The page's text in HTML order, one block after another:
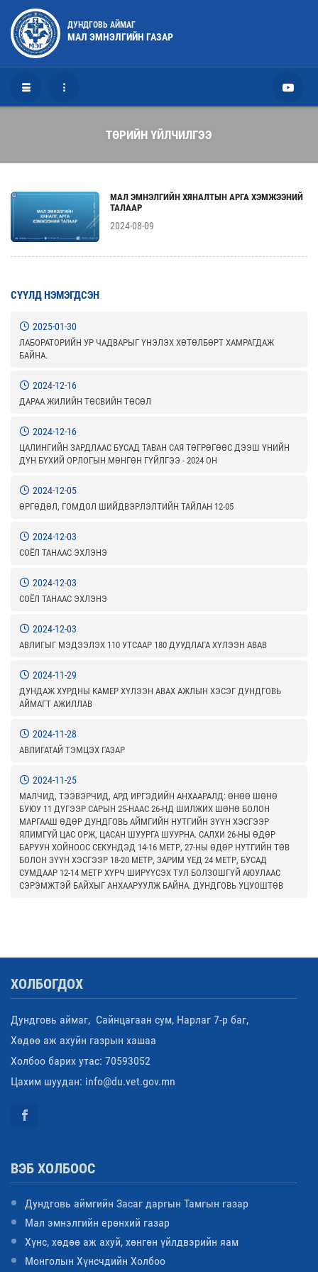
ДУНДГОВЬ АЙМАГ
МАЛ ЭМНЭЛГИЙН ГАЗАР
ТӨРИЙН ҮЙЛЧИЛГЭЭ
МАЛ ЭМНЭЛГИЙН ХЯНАЛТЫН АРГА ХЭМЖЭЭНИЙ
ТАЛААР
2024-08-09
СҮҮЛД НЭМЭГДСЭН
2025-01-30
ЛАБОРАТОРИЙН УР ЧАДВАРЫГ ҮНЭЛЭХ ХӨТӨЛБӨРТ ХАМРАГДАЖ
БАЙНА.
2024-12-16
ДАРАА ЖИЛИЙН ТӨСВИЙН ТӨСӨЛ
2024-12-16
ЦАЛИНГИЙН ЗАРДЛААС БУСАД ТАВАН САЯ ТӨГРӨГӨӨС ДЭЭШ ҮНИЙН
ДҮН БҮХИЙ ОРЛОГЫН МӨНГӨН ГҮЙЛГЭЭ - 2024 ОН
2024-12-05
ӨРГӨДӨЛ, ГОМДОЛ ШИЙДВЭРЛЭЛТИЙН ТАЙЛАН 12-05
2024-12-03
СОЁЛ ТАНААС ЭХЛЭНЭ
2024-12-03
СОЁЛ ТАНААС ЭХЛЭНЭ
2024-12-03
АВЛИГЫГ МЭДЭЭЛЭХ 110 УТСААР 180 ДУУДЛАГА ХҮЛЭЭН АВАВ
2024-11-29
ДУНДАЖ ХУРДНЫ КАМЕР ХҮЛЭЭН АВАХ АЖЛЫН ХЭСЭГ ДУНДГОВЬ
АЙМАГТ АЖИЛЛАВ
2024-11-28
АВЛИГАТАЙ ТЭМЦЭХ ГАЗАР
2024-11-25
МАЛЧИД, ТЭЭВЭРЧИД, АРД ИРГЭДИЙН АНХААРАЛД: ӨНӨӨ ШӨНӨ
БУЮУ 11 ДҮГЭЭР САРЫН 25-НААС 26-НД ШИЛЖИХ ШӨНӨ БОЛОН
МАРГААШ ӨДӨР ДУНДГОВЬ АЙМГИЙН НУТГИЙН ЗҮҮН ХЭСГЭЭР
ЯЛИМГҮЙ ЦАС ОРЖ, ЦАСАН ШУУРГА ШУУРНА. САЛХИ 26-НЫ ӨДӨР
БАРУУН ХОЙНООС СЕКУНДЭД 14-16 МЕТР, 27-НЫ ӨДӨР НУТГИЙН ТӨВ
БОЛОН ЗҮҮН ХЭСГЭЭР 18-20 МЕТР, ЗАРИМ ҮЕД 24 МЕТР, БУСАД
СУМДААР 12-14 МЕТР ХҮРЧ ШИРҮҮСЭХ ТУЛ БОЛЗОШГҮЙ АЮУЛААС
СЭРЭМЖТЭЙ БАЙХЫГ АНХААРУУЛЖ БАЙНА. ДУНДГОВЬ УЦУОШТӨВ
ХОЛБОГДОХ
Дундговь аймаг, Сайнцагаан сум, Нарлаг 7-р баг,
Хөдөө аж ахуйн газрын хашаа
Холбоо барих утас: 70593052
Цахим шуудан: info@du.vet.gov.mn
ВЭБ ХОЛБООС
Дундговь аймгийн Засаг даргын Тамгын газар
Мал эмнэлгийн ерөнхий газар
Хүнс, хөдөө аж ахуй, хөнгөн үйлдвэрийн яам
Монголын Хүнсчдийн Холбоо